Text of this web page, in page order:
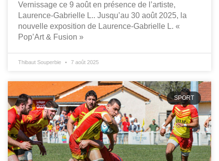
Vernissage ce 9 août en présence de l’artiste,
Laurence-Gabrielle L.. Jusqu’au 30 août 2025, la
nouvelle exposition de Laurence-Gabrielle L. «
Pop’Art & Fusion »
Thibaut Souperbie 7 août 2025
SPORT